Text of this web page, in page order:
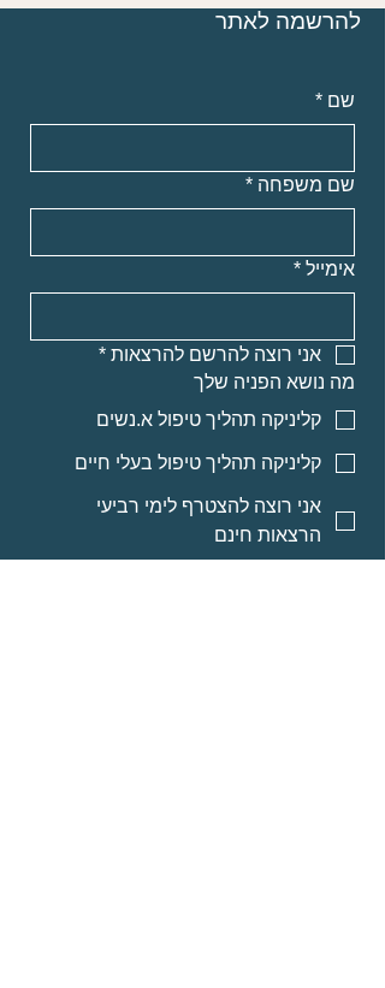
להרשמה לאתר
שם *
שם משפחה *
אימייל *
אני רוצה להרשם להרצאות *
מה נושא הפניה שלך
קליניקה תהליך טיפול א.נשים
קליניקה תהליך טיפול בעלי חיים
אני רוצה להצטרף לימי רביעי
הרצאות חינם